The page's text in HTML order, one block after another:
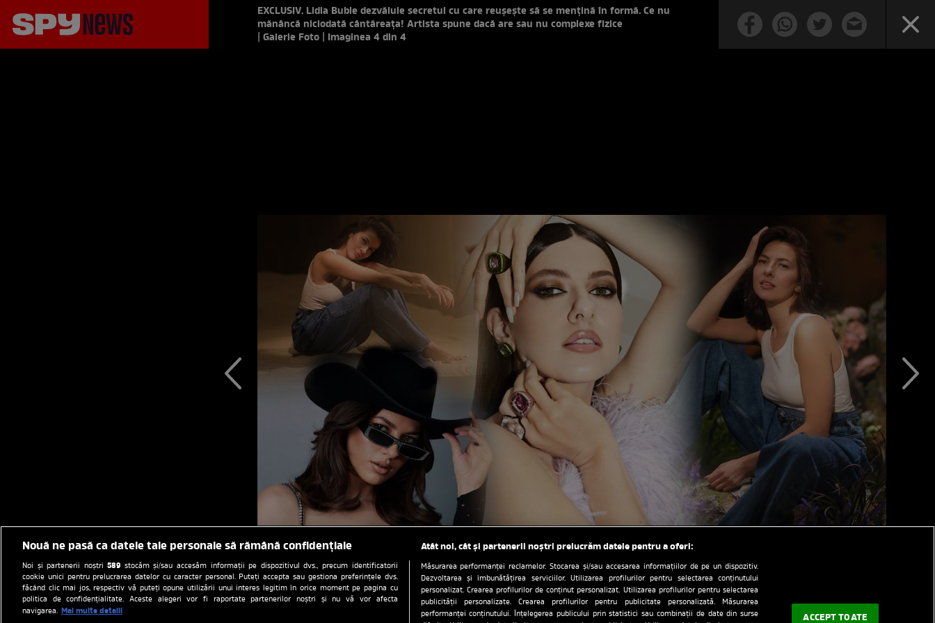
EXCLUSIV. Lidia Buble dezvăluie secretul cu care reușește să se mențină în formă. Ce nu
mănâncă niciodată cântăreața! Artista spune dacă are sau nu complexe fizice
| Galerie Foto | Imaginea 4 din 4
Nouă ne pasă ca datele tale personale să rămână confidențiale
Noi și partenerii noștri589 stocăm și/sau accesăm informații pe dispozitivul dvs., precum identificatorii
cookie unici pentru prelucrarea datelor cu caracter personal. Puteți accepta sau gestiona preferințele dvs.
făcând clic mai jos, respectiv vă puteți opune utilizării unui interes legitim în orice moment pe pagina cu
politica de confidențialitate. Aceste alegeri vor fi raportate partenerilor noștri și nu vă vor afecta
navigarea. Mai multe detalii
Atât noi, cât și partenerii noștri prelucrăm datele pentru a oferi:
Măsurarea performanței reclamelor. Stocarea și/sau accesarea informațiilor de pe un dispozitiv.
Dezvoltarea și îmbunătățirea serviciilor. Utilizarea profilurilor pentru selectarea conținutului
personalizat. Crearea profilurilor de conținut personalizat. Utilizarea profilurilor pentru selectarea
publicității personalizate. Crearea profilurilor pentru publicitate personalizată. Măsurarea
performanței conținutului. Înțelegerea publicului prin statistici sau combinații de date din surse
ACCEPT TOATE